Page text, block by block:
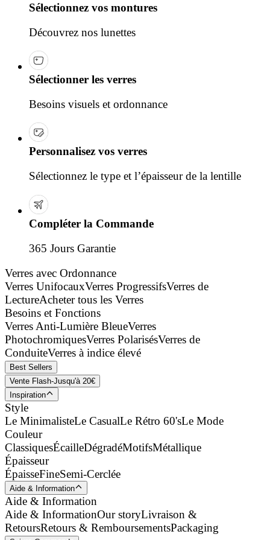
Sélectionnez vos montures
Découvrez nos lunettes
Sélectionner les verres
Besoins visuels et ordonnance
Personnalisez vos verres
Sélectionnez le type et l’épaisseur de la lentille
Compléter la Commande
365 Jours Garantie
Verres avec Ordonnance
Verres UnifocauxVerres ProgressifsVerres de
LectureAcheter tous les Verres
Besoins et Fonctions
Verres Anti-Lumière BleueVerres
PhotochromiquesVerres PolarisésVerres de
ConduiteVerres à indice élevé
Best Sellers
Vente Flash-Jusqu'à 20€
Inspiration
Style
Le MinimalisteLe CasualLe Rétro 60'sLe Mode
Couleur
ClassiquesÉcailleDégradéMotifsMétallique
Épaisseur
ÉpaisseFineSemi-Cerclée
Aide & Information
Aide & Information
Aide & InformationOur storyLivraison &
RetoursRetours & RemboursementsPackaging